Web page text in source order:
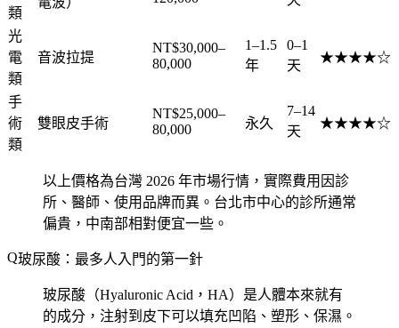
類
光
電
類
音波拉提
NT$30,000–
80,000
1–1.5
年
0–1
天
★★★★☆
手
術
類
雙眼皮手術
NT$25,000–
80,000
永久
7–14
天
★★★★☆
以上價格為台灣 2026 年市場行情，實際費用因診
所、醫師、使用品牌而異。台北市中心的診所通常
偏貴，中南部相對便宜一些。
玻尿酸：最多人入門的第一針
玻尿酸（Hyaluronic Acid，HA）是人體本來就有
的成分，注射到皮下可以填充凹陷、塑形、保濕。